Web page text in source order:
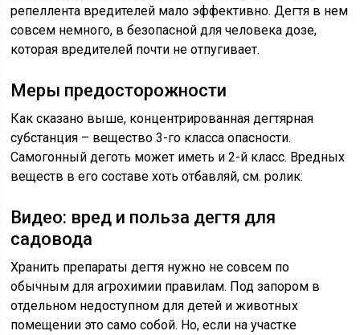
репеллента вредителей мало эффективно. Дегтя в нем
совсем немного, в безопасной для человека дозе,
которая вредителей почти не отпугивает.
Меры предосторожности
Как сказано выше, концентрированная дегтярная
субстанция – вещество 3-го класса опасности.
Самогонный деготь может иметь и 2-й класс. Вредных
веществ в его составе хоть отбавляй, см. ролик:
Видео: вред и польза дегтя для
садовода
Хранить препараты дегтя нужно не совсем по
обычным для агрохимии правилам. Под запором в
отдельном недоступном для детей и животных
помещении это само собой. Но, если на участке